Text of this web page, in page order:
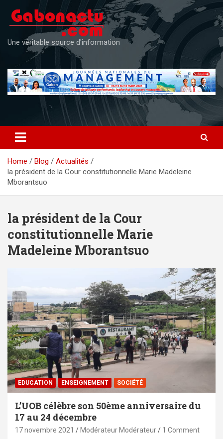
content
Une véritable source d'information
Home Blog
Actualités
la président de la Cour constitutionnelle Marie Madeleine
Mborantsuo
la président de la Cour
constitutionnelle Marie
Madeleine Mborantsuo
EDUCATION ENSEIGNEMENT SOCIÉTÉ
L’UOB célèbre son 50ème anniversaire du
17 au 24 décembre
17 novembre 2021 Modérateur Modérateur 1 Comment